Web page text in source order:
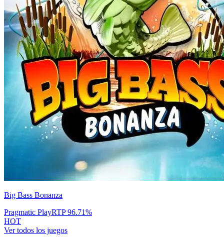
Big Bass Bonanza
Pragmatic PlayRTP96.71%
HOT
Ver todos los juegos